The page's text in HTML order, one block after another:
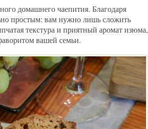
домашнего чаепития. Благодаря
простым: вам нужно лишь сложить
текстура и приятный аромат изюма,
вашей семьи.